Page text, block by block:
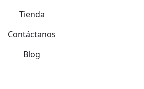
Tienda
Contáctanos
Blog